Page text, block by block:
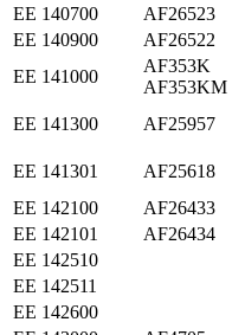
ЕЕ 140700
AF26523
ЕЕ 140900
AF26522
ЕЕ 141000
AF353K
AF353KM
ЕЕ 141300 AF25957
ЕЕ 141301 AF25618
ЕЕ 142100
AF26433
ЕЕ 142101
AF26434
ЕЕ 142510
ЕЕ 142511
ЕЕ 142600